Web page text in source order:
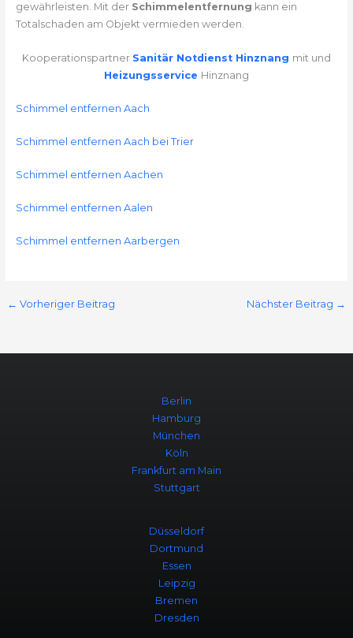
gewährleisten. Mit der Schimmelentfernung kann ein
Totalschaden am Objekt vermieden werden.
Kooperationspartner Sanitär Notdienst Hinznang mit und
Heizungsservice Hinznang
Schimmel entfernen Aach
Schimmel entfernen Aach bei Trier
Schimmel entfernen Aachen
Schimmel entfernen Aalen
Schimmel entfernen Aarbergen
← Vorheriger Beitrag Nächster Beitrag →
Berlin
Hamburg
München
Köln
Frankfurt am Main
Stuttgart
Düsseldorf
Dortmund
Essen
Leipzig
Bremen
Dresden